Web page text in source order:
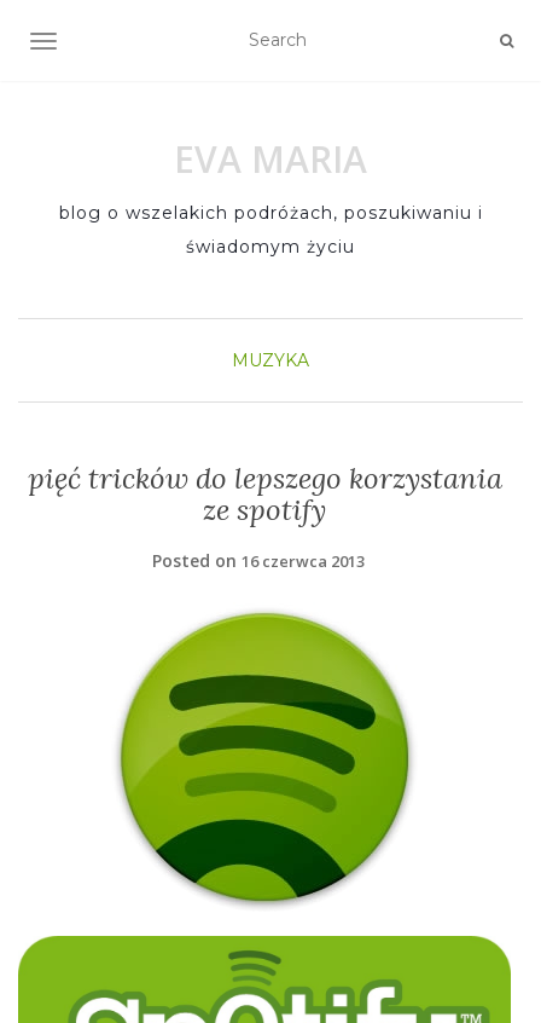
TOGGLE NAVIGATION
EVA MARIA
blog o wszelakich podróżach, poszukiwaniu i
świadomym życiu
MUZYKA
pięć tricków do lepszego korzystania
ze spotify
Posted on 16 czerwca 2013